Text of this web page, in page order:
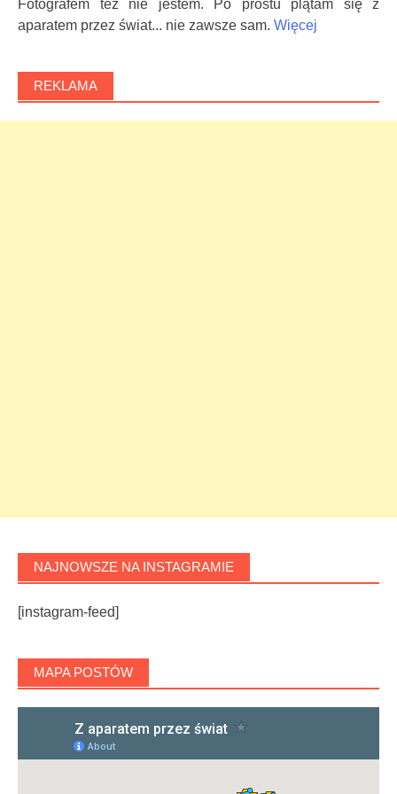
Fotografem też nie jestem. Po prostu plątam się z
aparatem przez świat... nie zawsze sam. Więcej
REKLAMA
NAJNOWSZE NA INSTAGRAMIE
[instagram-feed]
MAPA POSTÓW